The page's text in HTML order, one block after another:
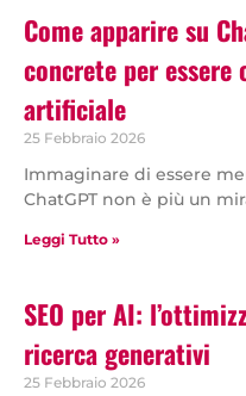
Come apparire su
concrete per
artificiale
25 Febbraio 2026
Immaginare di essere
ChatGPT non è più un
Leggi Tutto »
SEO per AI:
ricerca generativi
25 Febbraio 2026